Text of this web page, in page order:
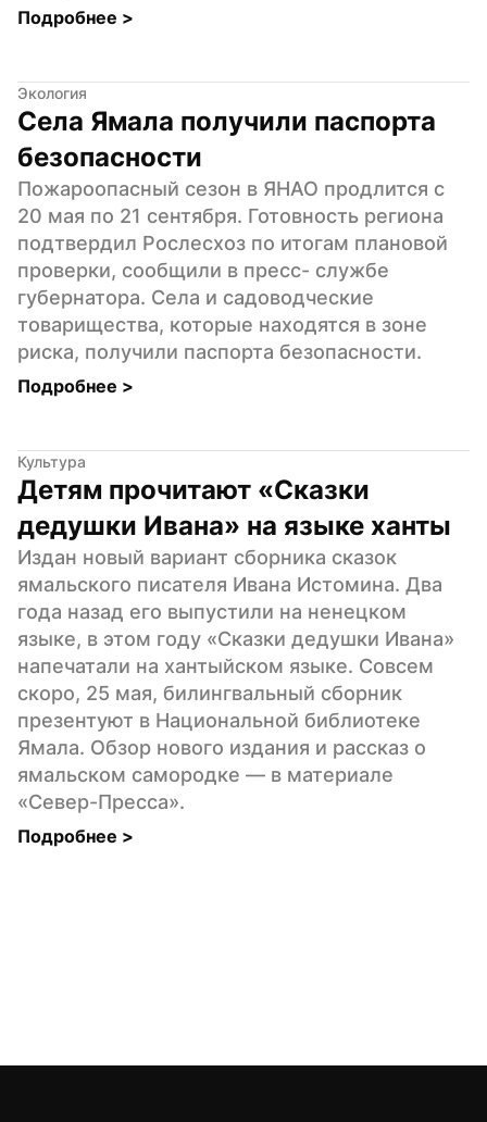
Подробнее >
Экология
Села Ямала получили паспорта
безопасности
Пожароопасный сезон в ЯНАО продлится с
20 мая по 21 сентября. Готовность региона
подтвердил Рослесхоз по итогам плановой
проверки, сообщили в пресс- службе
губернатора. Села и садоводческие
товарищества, которые находятся в зоне
риска, получили паспорта безопасности.
Подробнее >
Культура
Детям прочитают «Сказки
дедушки Ивана» на языке ханты
Издан новый вариант сборника сказок
ямальского писателя Ивана Истомина. Два
года назад его выпустили на ненецком
языке, в этом году «Сказки дедушки Ивана»
напечатали на хантыйском языке. Совсем
скоро, 25 мая, билингвальный сборник
презентуют в Национальной библиотеке
Ямала. Обзор нового издания и рассказ о
ямальском самородке — в материале
«Север-Пресса».
Подробнее >